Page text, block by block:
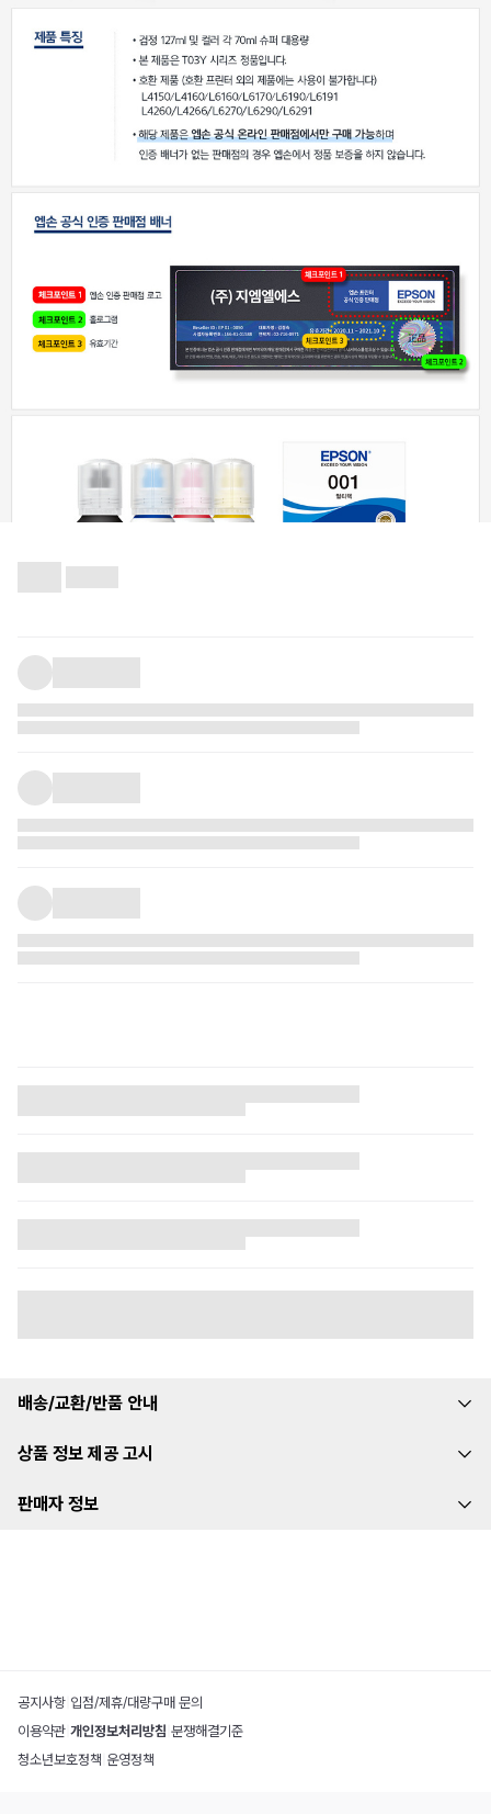
배송/교환/반품 안내
상품 정보 제공 고시
판매자 정보
공지사항 입점/제휴/대량구매 문의
이용약관 개인정보처리방침 분쟁해결기준
청소년보호정책 운영정책